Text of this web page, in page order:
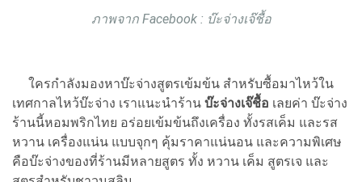
ภาพจาก Facebook : บ๊ะจ่างเจ๊ชื้อ
ใครกำลังมองหาบ๊ะจ่างสูตรเข้มข้น สำหรับซื้อมาไหว้ใน
เทศกาลไหว้บ๊ะจ่าง เราแนะนำร้าน บ๊ะจ่างเจ๊ชื้อ เลยค่า บ๊ะจ่าง
ร้านนี้หอมพริกไทย อร่อยเข้มข้นถึงเครื่อง ทั้งรสเค็ม และรส
หวาน เครื่องแน่น แบบจุกๆ คุ้มราคาแน่นอน และความพิเศษ
คือบ๊ะจ่างของที่ร้านมีหลายสูตร ทั้ง หวาน เค็ม สูตรเจ และ